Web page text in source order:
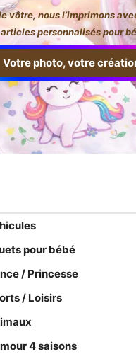
vôtre, nous l’imprimons
articles personnalisés pour
Votre photo, votre
pour bébé
/ Princesse
/ Loisirs
4 saisons